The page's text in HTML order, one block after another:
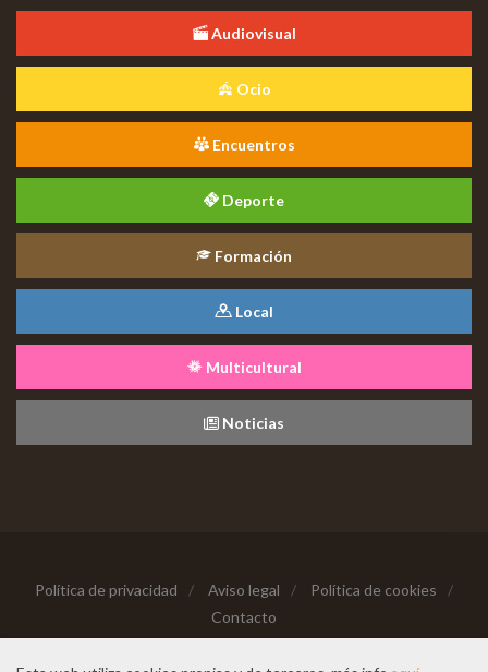
Audiovisual
Ocio
Encuentros
Deporte
Formación
Local
Multicultural
Noticias
Política de privacidad / Aviso legal / Política de cookies
/
Contacto